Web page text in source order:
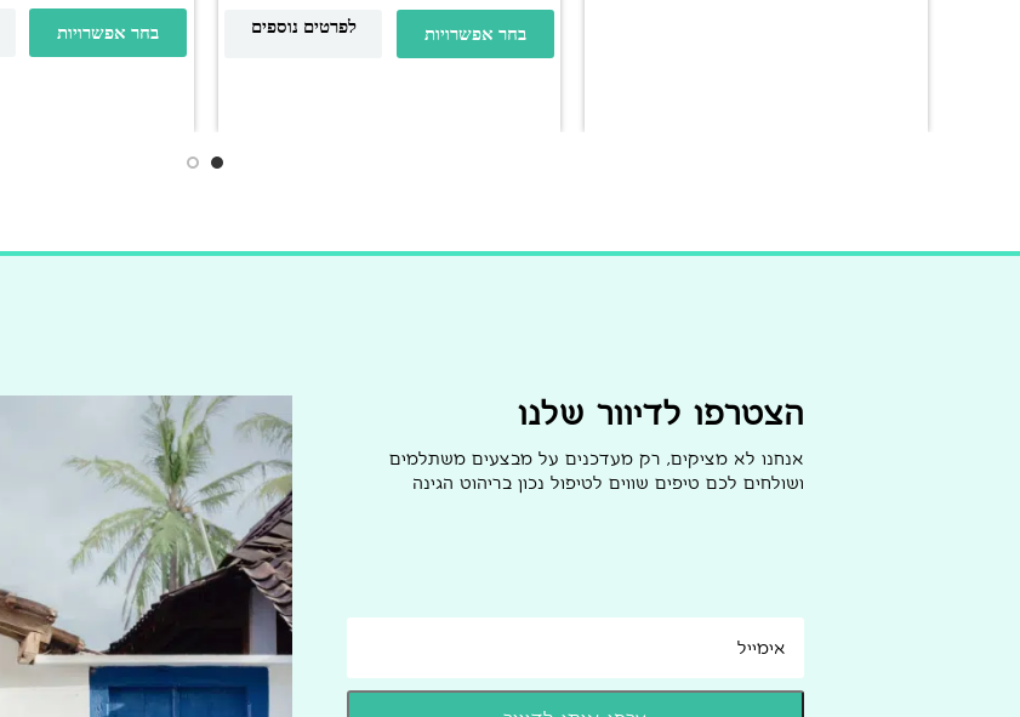
בחר אפשרויות לפרטים נוספים בחר אפשרויות
הצטרפו לדיוור שלנו
אנחנו לא מציקים, רק מעדכנים על מבצעים משתלמים
ושולחים לכם טיפים שווים לטיפול נכון בריהוט הגינה